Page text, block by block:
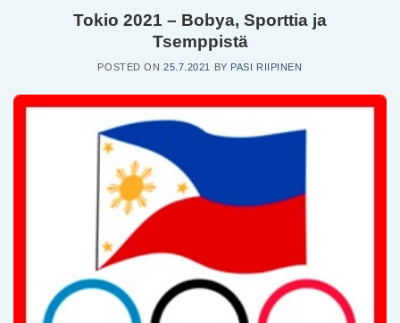
Tokio 2021 – Bobya, Sporttia ja
Tsemppistä
POSTED ON25.7.2021 BY PASI RIIPINEN